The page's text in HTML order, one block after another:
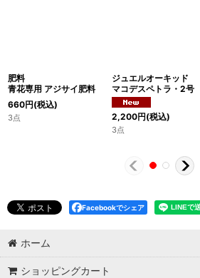
肥料
青花専用 アジサイ肥料
660円(税込)
3点
ジュエルオーキッド
マコデスペトラ・2号
2,200円(税込)
3点
Facebookでシェア
ホーム
ショッピングカート